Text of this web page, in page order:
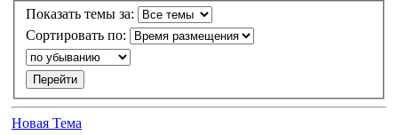
Показать темы за:
Сортировать по:
Новая Тема